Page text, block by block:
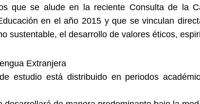
que se alude en la reciente Consulta de la
en el año 2015 y que se vinculan
sustentable, el desarrollo de valores éticos,
Extranjera
estudio está distribuido en periodos